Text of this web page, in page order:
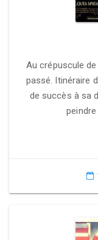
Au crépuscule
passé. Itinéraire
de succès à sa